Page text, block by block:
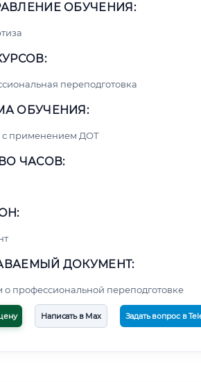
ОБУЧЕНИЯ:
переподготовка
ОБУЧЕНИЯ:
с применением ДОТ
ЧАСОВ:
ДОКУМЕНТ:
о профессиональной переподготовке
Написать в Max Задать вопрос в